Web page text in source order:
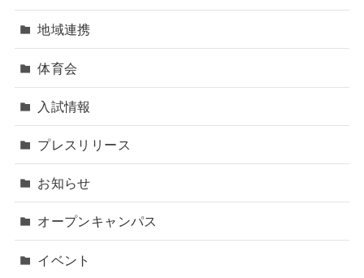
地域連携
体育会
入試情報
プレスリリース
お知らせ
オープンキャンパス
イベント